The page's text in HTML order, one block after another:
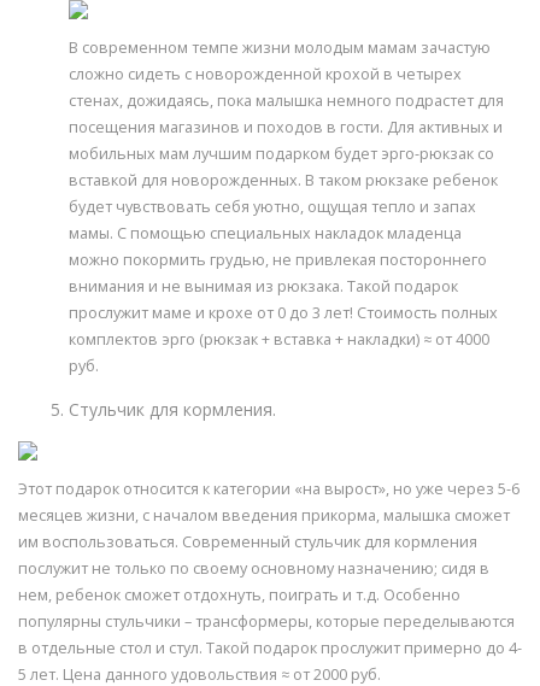
В современном темпе жизни молодым мамам зачастую
сложно сидеть с новорожденной крохой в четырех
стенах, дожидаясь, пока малышка немного подрастет для
посещения магазинов и походов в гости. Для активных и
мобильных мам лучшим подарком будет эрго-рюкзак со
вставкой для новорожденных. В таком рюкзаке ребенок
будет чувствовать себя уютно, ощущая тепло и запах
мамы. С помощью специальных накладок младенца
можно покормить грудью, не привлекая постороннего
внимания и не вынимая из рюкзака. Такой подарок
прослужит маме и крохе от 0 до 3 лет! Стоимость полных
комплектов эрго (рюкзак + вставка + накладки) ≈ от 4000
руб.
Стульчик для кормления.
Этот подарок относится к категории «на вырост», но уже через 5-6
месяцев жизни, с началом введения прикорма, малышка сможет
им воспользоваться. Современный стульчик для кормления
послужит не только по своему основному назначению; сидя в
нем, ребенок сможет отдохнуть, поиграть и т.д. Особенно
популярны стульчики – трансформеры, которые переделываются
в отдельные стол и стул. Такой подарок прослужит примерно до 4-
5 лет. Цена данного удовольствия ≈ от 2000 руб.